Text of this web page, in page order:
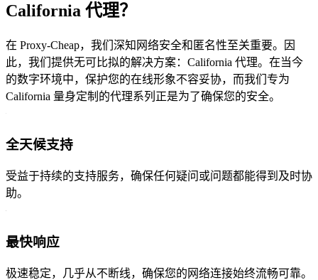
California 代理？
在 Proxy-Cheap，我们深知网络安全和匿名性至关重要。因
此，我们提供无可比拟的解决方案：California 代理。在当今
的数字环境中，保护您的在线形象不容妥协，而我们专为
California 量身定制的代理系列正是为了确保您的安全。
全天候支持
受益于持续的支持服务，确保任何疑问或问题都能得到及时协
助。
最快响应
极速稳定，几乎从不断线，确保您的网络连接始终流畅可靠。